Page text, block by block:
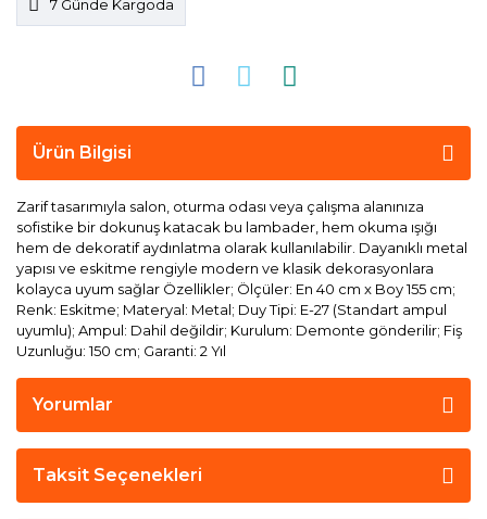
7 Günde Kargoda
Ürün Bilgisi
Zarif tasarımıyla salon, oturma odası veya çalışma alanınıza
sofistike bir dokunuş katacak bu lambader, hem okuma ışığı
hem de dekoratif aydınlatma olarak kullanılabilir. Dayanıklı metal
yapısı ve eskitme rengiyle modern ve klasik dekorasyonlara
kolayca uyum sağlar Özellikler; Ölçüler: En 40 cm x Boy 155 cm;
Renk: Eskitme; Materyal: Metal; Duy Tipi: E-27 (Standart ampul
uyumlu); Ampul: Dahil değildir; Kurulum: Demonte gönderilir; Fiş
Uzunluğu: 150 cm; Garanti: 2 Yıl
Yorumlar
Taksit Seçenekleri